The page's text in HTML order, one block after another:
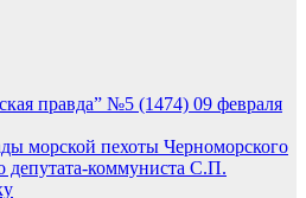
правда” №5 (1474) 09 февраля
морской пехоты Черноморского
депутата-коммуниста С.П.